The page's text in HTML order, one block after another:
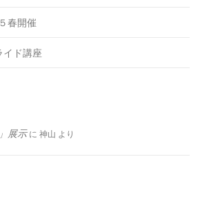
春開催
イド講座
展示に 神山 より